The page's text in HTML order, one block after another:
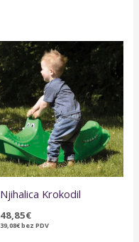
Njihalica Krokodil
48,85€
39,08€bez PDV